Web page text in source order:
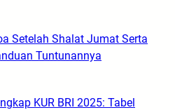
Setelah Shalat Jumat Serta
Tuntunannya
KUR BRI 2025: Tabel